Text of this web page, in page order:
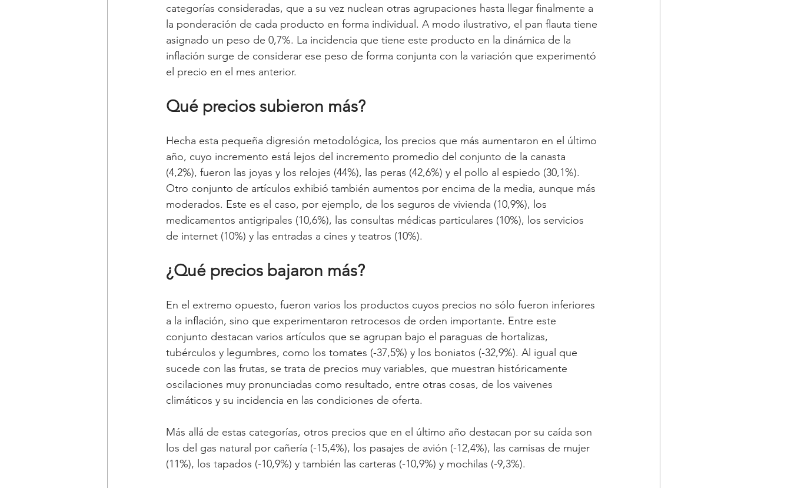
categorías consideradas, que a su vez nuclean otras agrupaciones hasta llegar finalmente a
la ponderación de cada producto en forma individual. A modo ilustrativo, el pan flauta tiene
asignado un peso de 0,7%. La incidencia que tiene este producto en la dinámica de la
inflación surge de considerar ese peso de forma conjunta con la variación que experimentó
el precio en el mes anterior.
Qué precios subieron más?
Hecha esta pequeña digresión metodológica, los precios que más aumentaron en el último
año, cuyo incremento está lejos del incremento promedio del conjunto de la canasta
(4,2%), fueron las joyas y los relojes (44%), las peras (42,6%) y el pollo al espiedo (30,1%).
Otro conjunto de artículos exhibió también aumentos por encima de la media, aunque más
moderados. Este es el caso, por ejemplo, de los seguros de vivienda (10,9%), los
medicamentos antigripales (10,6%), las consultas médicas particulares (10%), los servicios
de internet (10%) y las entradas a cines y teatros (10%).
¿Qué precios bajaron más?
En el extremo opuesto, fueron varios los productos cuyos precios no sólo fueron inferiores
a la inflación, sino que experimentaron retrocesos de orden importante. Entre este
conjunto destacan varios artículos que se agrupan bajo el paraguas de hortalizas,
tubérculos y legumbres, como los tomates (-37,5%) y los boniatos (-32,9%). Al igual que
sucede con las frutas, se trata de precios muy variables, que muestran históricamente
oscilaciones muy pronunciadas como resultado, entre otras cosas, de los vaivenes
climáticos y su incidencia en las condiciones de oferta.
Más allá de estas categorías, otros precios que en el último año destacan por su caída son
los del gas natural por cañería (-15,4%), los pasajes de avión (-12,4%), las camisas de mujer
(11%), los tapados (-10,9%) y también las carteras (-10,9%) y mochilas (-9,3%).